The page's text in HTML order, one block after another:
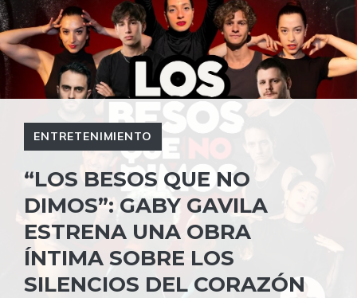
ENTRETENIMIENTO
“LOS BESOS QUE NO
DIMOS”: GABY GAVILA
ESTRENA UNA OBRA
ÍNTIMA SOBRE LOS
SILENCIOS DEL CORAZÓN